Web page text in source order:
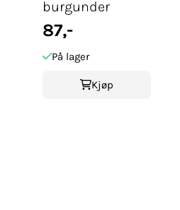
burgunder
87,-
På lager
Kjøp